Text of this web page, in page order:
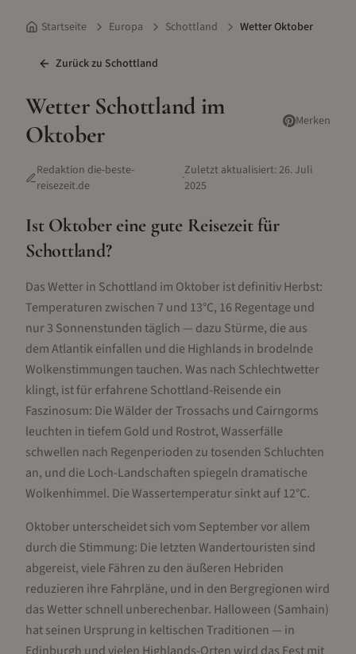
Startseite Europa Schottland Wetter Oktober
Zurück zu Schottland
Wetter Schottlandim
Oktober
Merken
Redaktion die-beste-
reisezeit.de
·Zuletzt aktualisiert:26. Juli
2025
Ist Oktobereine gute Reisezeit für
Schottland?
Das Wetter in Schottland im Oktober ist definitiv Herbst:
Temperaturen zwischen 7 und 13°C, 16 Regentage und
nur 3 Sonnenstunden täglich — dazu Stürme, die aus
dem Atlantik einfallen und die Highlands in brodelnde
Wolkenstimmungen tauchen. Was nach Schlechtwetter
klingt, ist für erfahrene Schottland-Reisende ein
Faszinosum: Die Wälder der Trossachs und Cairngorms
leuchten in tiefem Gold und Rostrot, Wasserfälle
schwellen nach Regenperioden zu tosenden Schluchten
an, und die Loch-Landschaften spiegeln dramatische
Wolkenhimmel. Die Wassertemperatur sinkt auf 12°C.
Oktober unterscheidet sich vom September vor allem
durch die Stimmung: Die letzten Wandertouristen sind
abgereist, viele Fähren zu den äußeren Hebriden
reduzieren ihre Fahrpläne, und in den Bergregionen wird
das Wetter schnell unberechenbar. Halloween (Samhain)
hat seinen Ursprung in keltischen Traditionen — in